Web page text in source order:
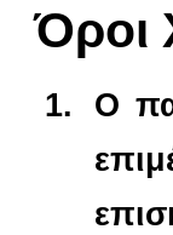
Όροι
Ο